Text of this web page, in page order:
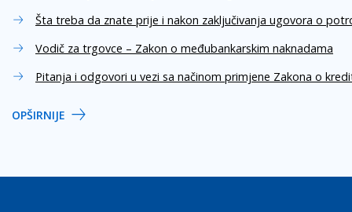
Šta treba da znate prije i nakon zaključivanja ugovora o
Vodič za trgovce – Zakon o međubankarskim naknadama
Pitanja i odgovori u vezi sa načinom primjene Zakona o
OPŠIRNIJE